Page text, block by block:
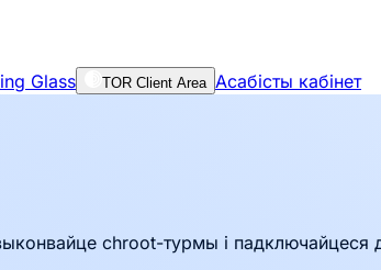
Glass TOR Client Area Асабісты кабінет
chroot-турмы і падключайцеся